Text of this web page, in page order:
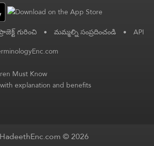
గురించి • మమ్మల్ని సంప్రదించండి • API
Must Know
explanation and benefits
HadeethEnc.com © 2026